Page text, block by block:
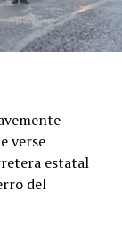
verse
estatal
del